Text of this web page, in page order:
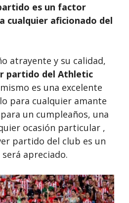
es un factor
cualquier aficionado del
atrayente y su calidad,
partido del Athletic
es una excelente
para cualquier amante
un cumpleaños, una
ocasión particular ,
partido del club es un
apreciado.